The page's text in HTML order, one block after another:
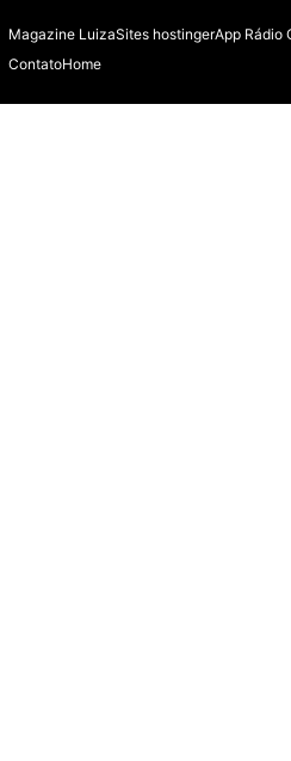
Magazine LuizaSites hostingerApp Rádio
ContatoHome